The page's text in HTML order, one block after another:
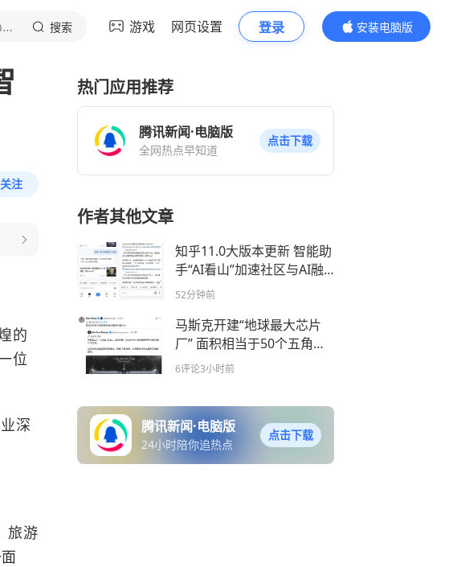
TechWeb 搜索 游戏 网页设置 登录
安装电脑版
内容更精彩
关注
的
位
深
旅游
热门应用推荐
腾讯新闻·电脑版
全网热点早知道
点击下载
作者其他文章
知乎11.0大版本更新 智能助
手“AI看山”加速社区与AI融
合
52分钟前
马斯克开建“地球最大芯片
厂” 面积相当于50个五角大
楼
6评论3小时前
腾讯新闻·电脑版
24小时陪你追热点
点击下载